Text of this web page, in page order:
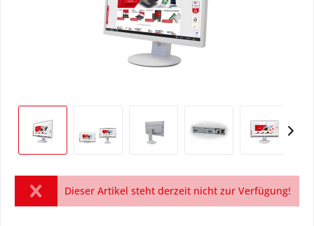
Dieser Artikel steht derzeit nicht zur Verfügung!